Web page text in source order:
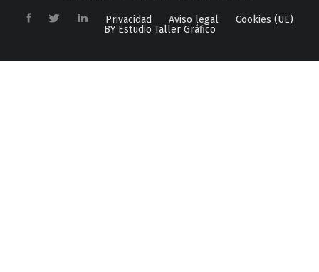
Privacidad Aviso legal
Cookies (UE)
BY Estudio Taller Gráfico